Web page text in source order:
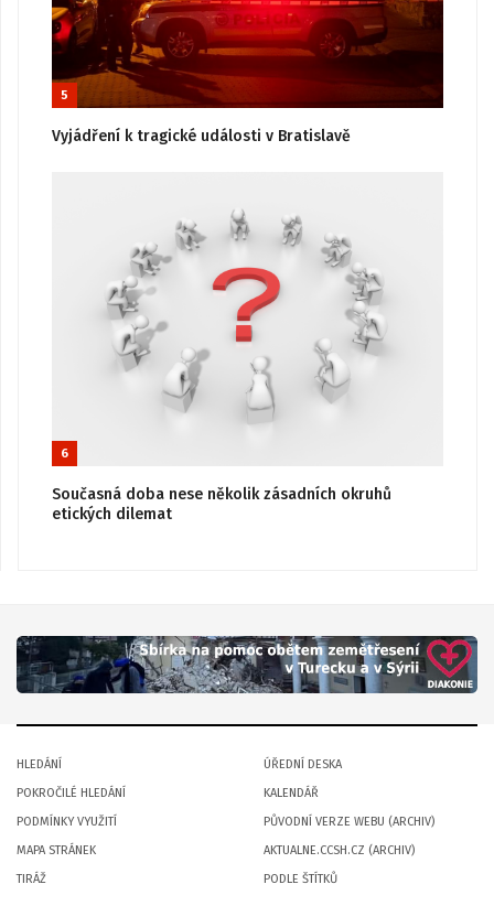
5
Vyjádření k tragické události v Bratislavě
6
Současná doba nese několik zásadních okruhů
etických dilemat
HLEDÁNÍ
POKROČILÉ HLEDÁNÍ
PODMÍNKY VYUŽITÍ
MAPA STRÁNEK
TIRÁŽ
ÚŘEDNÍ DESKA
KALENDÁŘ
PŮVODNÍ VERZE WEBU (ARCHIV)
AKTUALNE.CCSH.CZ (ARCHIV)
PODLE ŠTÍTKŮ